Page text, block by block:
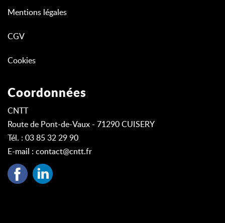
Mentions légales
CGV
Cookies
Coordonnées
CNTT
Route de Pont-de-Vaux - 71290 CUISERY
Tél. : 03 85 32 29 90
E-mail : contact@cntt.fr